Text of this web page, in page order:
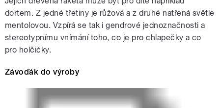
dortem. Z jedné třetiny je růžová a z druhé natřená světle
mentolovou. Vzpírá se tak i gendrové jednoznačnosti a
stereotypnímu vnímání toho, co je pro chlapečky a co
pro holčičky.
Závoďák do výroby